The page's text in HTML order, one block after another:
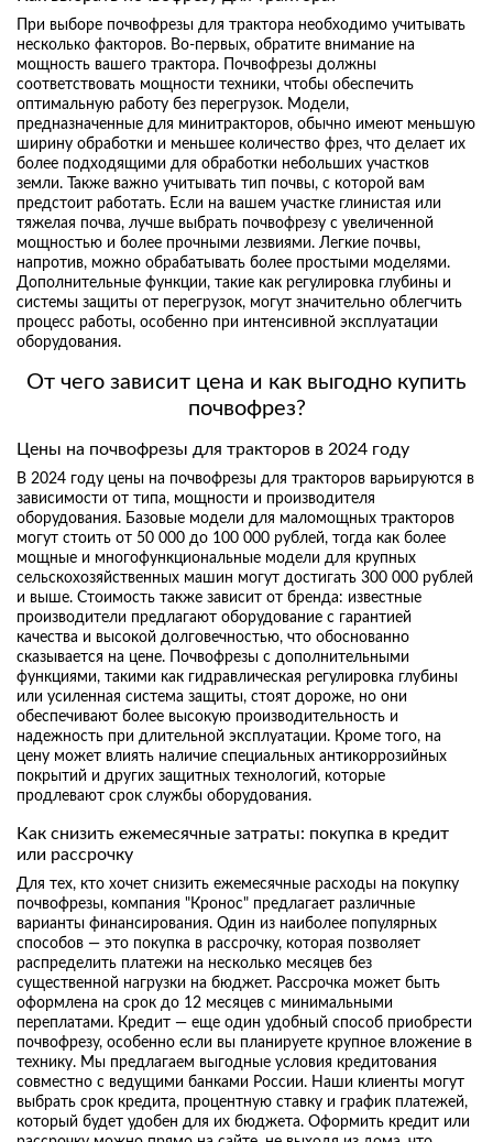
При выборе почвофрезы для трактора необходимо учитывать
несколько факторов. Во-первых, обратите внимание на
мощность вашего трактора. Почвофрезы должны
соответствовать мощности техники, чтобы обеспечить
оптимальную работу без перегрузок. Модели,
предназначенные для минитракторов, обычно имеют меньшую
ширину обработки и меньшее количество фрез, что делает их
более подходящими для обработки небольших участков
земли. Также важно учитывать тип почвы, с которой вам
предстоит работать. Если на вашем участке глинистая или
тяжелая почва, лучше выбрать почвофрезу с увеличенной
мощностью и более прочными лезвиями. Легкие почвы,
напротив, можно обрабатывать более простыми моделями.
Дополнительные функции, такие как регулировка глубины и
системы защиты от перегрузок, могут значительно облегчить
процесс работы, особенно при интенсивной эксплуатации
оборудования.
От чего зависит цена и как выгодно купить
почвофрез?
Цены на почвофрезы для тракторов в 2024 году
В 2024 году цены на почвофрезы для тракторов варьируются в
зависимости от типа, мощности и производителя
оборудования. Базовые модели для маломощных тракторов
могут стоить от 50 000 до 100 000 рублей, тогда как более
мощные и многофункциональные модели для крупных
сельскохозяйственных машин могут достигать 300 000 рублей
и выше. Стоимость также зависит от бренда: известные
производители предлагают оборудование с гарантией
качества и высокой долговечностью, что обоснованно
сказывается на цене. Почвофрезы с дополнительными
функциями, такими как гидравлическая регулировка глубины
или усиленная система защиты, стоят дороже, но они
обеспечивают более высокую производительность и
надежность при длительной эксплуатации. Кроме того, на
цену может влиять наличие специальных антикоррозийных
покрытий и других защитных технологий, которые
продлевают срок службы оборудования.
Как снизить ежемесячные затраты: покупка в кредит
или рассрочку
Для тех, кто хочет снизить ежемесячные расходы на покупку
почвофрезы, компания "Кронос" предлагает различные
варианты финансирования. Один из наиболее популярных
способов — это покупка в рассрочку, которая позволяет
распределить платежи на несколько месяцев без
существенной нагрузки на бюджет. Рассрочка может быть
оформлена на срок до 12 месяцев с минимальными
переплатами. Кредит — еще один удобный способ приобрести
почвофрезу, особенно если вы планируете крупное вложение в
технику. Мы предлагаем выгодные условия кредитования
совместно с ведущими банками России. Наши клиенты могут
выбрать срок кредита, процентную ставку и график платежей,
который будет удобен для их бюджета. Оформить кредит или